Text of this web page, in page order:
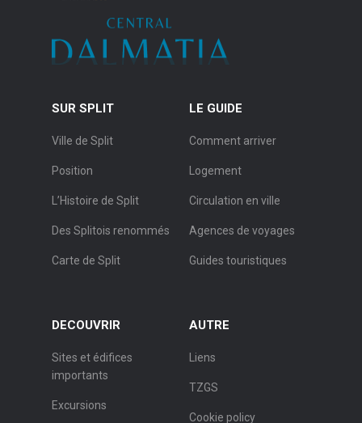
SUR SPLIT
Ville de Split
Position
L’Histoire de Split
Des Splitois renommés
Carte de Split
LE GUIDE
Comment arriver
Logement
Circulation en ville
Agences de voyages
Guides touristiques
DECOUVRIR
Sites et édifices
importants
Excursions
AUTRE
Liens
TZGS
Cookie policy